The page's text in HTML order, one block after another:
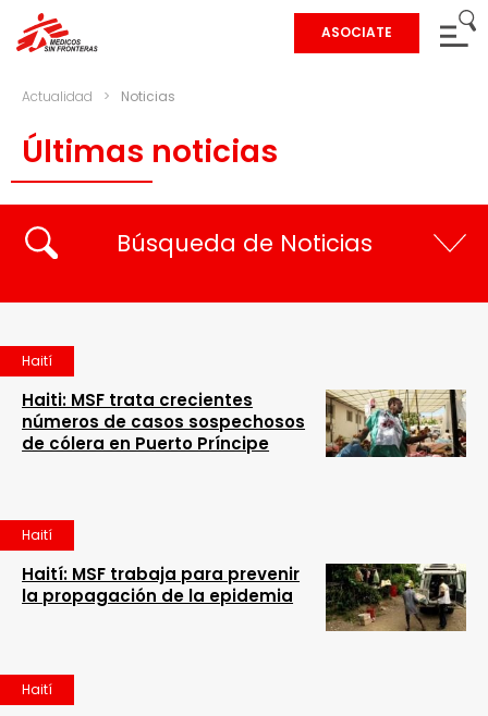
ASOCIATE
Actualidad > Noticias
Últimas noticias
Búsqueda de Noticias
Haití
Haiti: MSF trata crecientes
números de casos sospechosos
de cólera en Puerto Príncipe
Haití
Haití: MSF trabaja para prevenir
la propagación de la epidemia
Haití